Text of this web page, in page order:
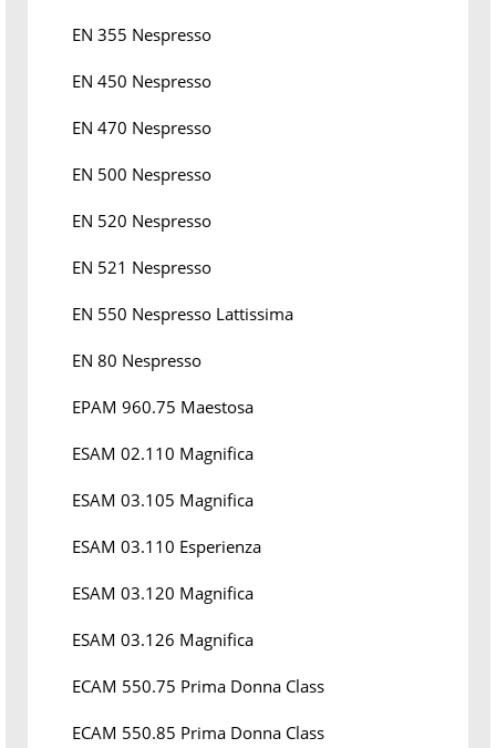
EN 355 Nespresso
EN 450 Nespresso
EN 470 Nespresso
EN 500 Nespresso
EN 520 Nespresso
EN 521 Nespresso
EN 550 Nespresso Lattissima
EN 80 Nespresso
EPAM 960.75 Maestosa
ESAM 02.110 Magnifica
ESAM 03.105 Magnifica
ESAM 03.110 Esperienza
ESAM 03.120 Magnifica
ESAM 03.126 Magnifica
ECAM 550.75 Prima Donna Class
ECAM 550.85 Prima Donna Class